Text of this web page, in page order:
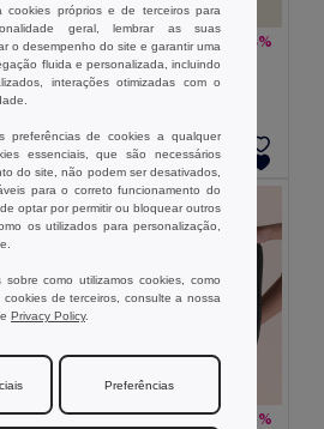
-27% 1,40 € 1,60 € -13%
Goya 50028
SUPORTE TELEMOVEL GOUTTE
Adicionar ao Carrinho
46% 9,50 €15,41 € -38%
cookies próprios e de terceiros para
geral, lembrar as suas
o desempenho do site e garantir uma
fluida e personalizada, incluindo
interações otimizadas com o
preferências de cookies a qualquer
essenciais, que são necessários
do site, não podem ser desativados,
para o correto funcionamento do
optar por permitir ou bloquear outros
os utilizados para personalização,
como utilizamos cookies, como
cookies de terceiros, consulte a nossa
e Privacy Policy.
Preferências